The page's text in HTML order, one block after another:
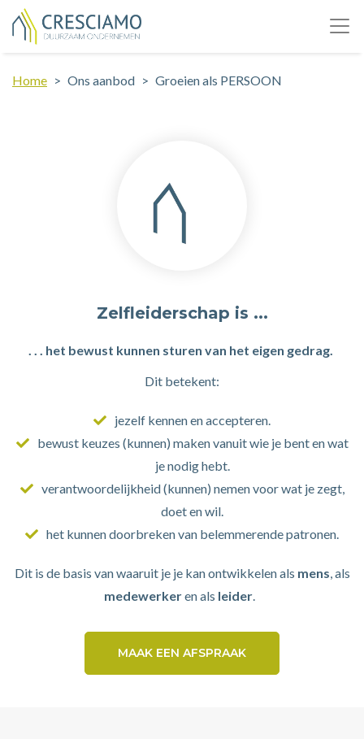
Home Ons aanbod Groeien als PERSOON
Zelfleiderschap is ...
. . . het bewust kunnen sturen van het eigen gedrag.
Dit betekent:
jezelf kennen en accepteren.
bewust keuzes (kunnen) maken vanuit wie je bent en wat
je nodig hebt.
verantwoordelijkheid (kunnen) nemen voor wat je zegt,
doet en wil.
het kunnen doorbreken van belemmerende patronen.
Dit is de basis van waaruit je je kan ontwikkelen als mens, als
medewerkeren als leider.
MAAK EEN AFSPRAAK